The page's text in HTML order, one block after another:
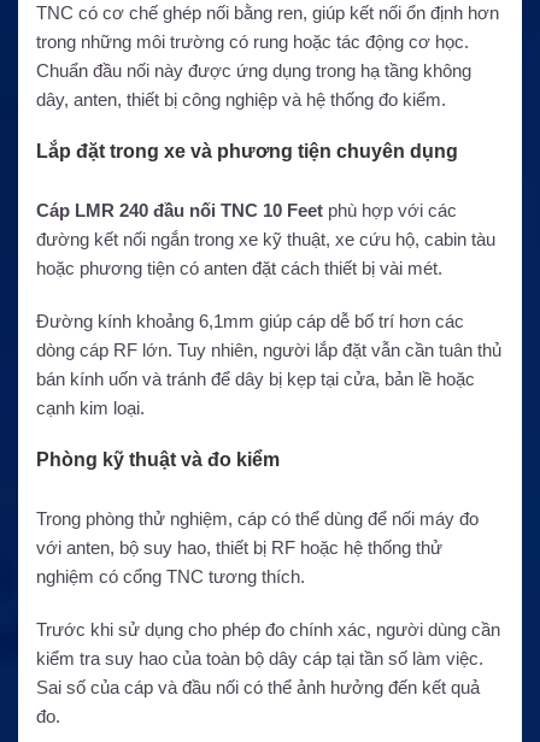
TNC có cơ chế ghép nối bằng ren, giúp kết nối ổn định hơn
trong những môi trường có rung hoặc tác động cơ học.
Chuẩn đầu nối này được ứng dụng trong hạ tầng không
dây, anten, thiết bị công nghiệp và hệ thống đo kiểm.
Lắp đặt trong xe và phương tiện chuyên dụng
Cáp LMR 240 đầu nối TNC 10 Feet phù hợp với các
đường kết nối ngắn trong xe kỹ thuật, xe cứu hộ, cabin tàu
hoặc phương tiện có anten đặt cách thiết bị vài mét.
Đường kính khoảng 6,1mm giúp cáp dễ bố trí hơn các
dòng cáp RF lớn. Tuy nhiên, người lắp đặt vẫn cần tuân thủ
bán kính uốn và tránh để dây bị kẹp tại cửa, bản lề hoặc
cạnh kim loại.
Phòng kỹ thuật và đo kiểm
Trong phòng thử nghiệm, cáp có thể dùng để nối máy đo
với anten, bộ suy hao, thiết bị RF hoặc hệ thống thử
nghiệm có cổng TNC tương thích.
Trước khi sử dụng cho phép đo chính xác, người dùng cần
kiểm tra suy hao của toàn bộ dây cáp tại tần số làm việc.
Sai số của cáp và đầu nối có thể ảnh hưởng đến kết quả
đo.